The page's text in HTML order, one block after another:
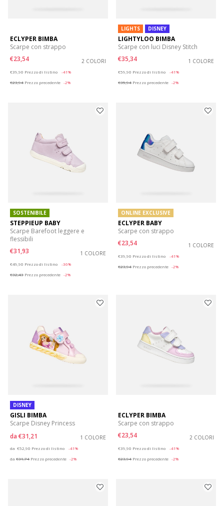
ECLYPER BIMBA
Scarpe con strappo
€23,54
2 COLORI
€39,90 Prezzo di listino
-41%
€23,94 Prezzo precedente -2%
LIGHTS DISNEY
LIGHTYLOO BIMBA
Scarpe con luci Disney Stitch
€35,34
1 COLORE
€59,90 Prezzo di listino
-41%
€35,94 Prezzo precedente -2%
SOSTENIBILE
STEPPIEUP BABY
Scarpe Barefoot leggere e
flessibili
€31,93
1 COLORE
€49,90 Prezzo di listino
-36%
€32,43 Prezzo precedente -2%
ONLINE EXCLUSIVE
ECLYPER BABY
Scarpe con strappo
€23,54
1 COLORE
€39,90 Prezzo di listino
-41%
€23,94 Prezzo precedente -2%
DISNEY
GISLI BIMBA
Scarpe Disney Princess
da €31,21 1 COLORE
da €52,90 Prezzo di listino
-41%
da €31,74 Prezzo precedente -2%
ECLYPER BIMBA
Scarpe con strappo
€23,54
2 COLORI
€39,90 Prezzo di listino
-41%
€23,94 Prezzo precedente -2%